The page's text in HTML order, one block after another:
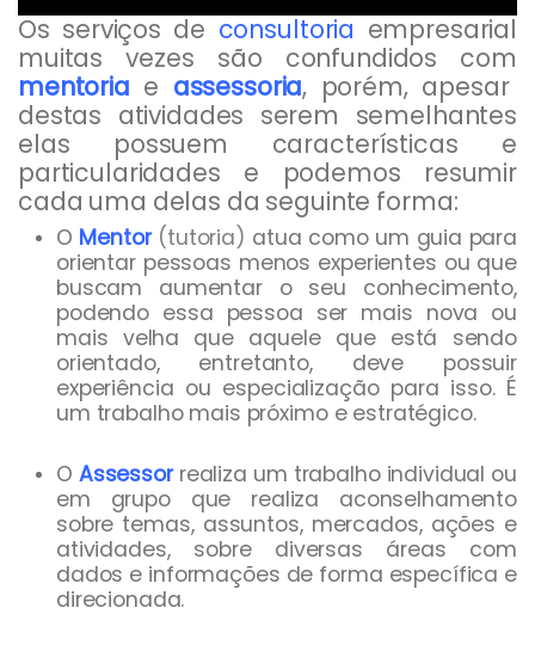
Os serviços de consultoria empresarial
muitas vezes são confundidos com
mentoria e assessoria, porém, apesar
destas atividades serem semelhantes
elas possuem características e
particularidades e podemos resumir
cada uma delas da seguinte forma:
O Mentor (tutoria) atua como um guia para
orientar pessoas menos experientes ou que
buscam aumentar o seu conhecimento,
podendo essa pessoa ser mais nova ou
mais velha que aquele que está sendo
orientado, entretanto, deve possuir
experiência ou especialização para isso. É
um trabalho mais próximo e estratégico.
O Assessor realiza um trabalho individual ou
em grupo que realiza aconselhamento
sobre temas, assuntos, mercados, ações e
atividades, sobre diversas áreas com
dados e informações de forma específica e
direcionada.